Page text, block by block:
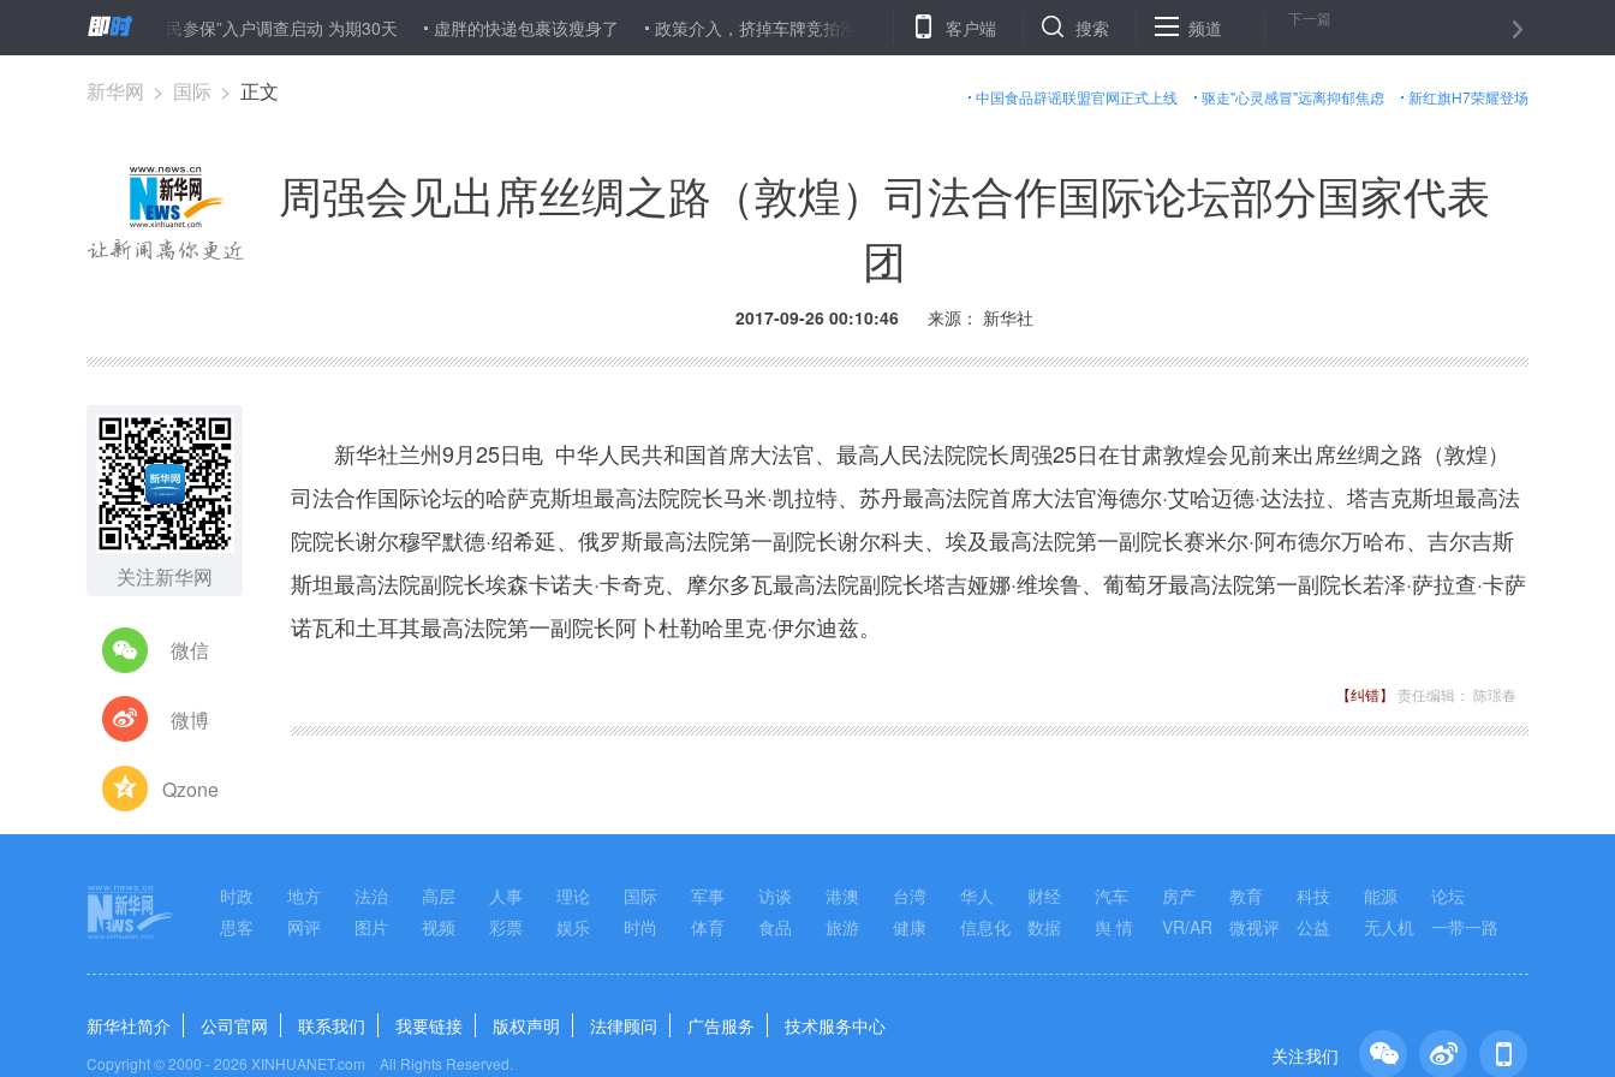
乱象频出 “全民参保”入户调查启动 为期30天 虚胖的快递包裹该瘦身了 政策介入，挤掉车牌竞拍泡沫 打击侵犯隐私买方市场，让民众远离电话骚扰 弘扬企业家精神是对创新者最好褒奖
客户端 搜索 频道 下一篇
中国食品辟谣联盟官网正式上线 驱走"心灵感冒"远离抑郁焦虑 新红旗H7荣耀登场
新华网 > 国际 > 正文
周强会见出席丝绸之路（敦煌）司法合作国际论坛部分国家代表
团
2017-09-26 00:10:46 来源： 新华社
关注新华网
微信
微博
Qzone
新华社兰州9月25日电 中华人民共和国首席大法官、最高人民法院院长周强25日在甘肃敦煌会见前来出席丝绸之路（敦煌）
司法合作国际论坛的哈萨克斯坦最高法院院长马米·凯拉特、苏丹最高法院首席大法官海德尔·艾哈迈德·达法拉、塔吉克斯坦最高法
院院长谢尔穆罕默德·绍希延、俄罗斯最高法院第一副院长谢尔科夫、埃及最高法院第一副院长赛米尔·阿布德尔万哈布、吉尔吉斯
斯坦最高法院副院长埃森卡诺夫·卡奇克、摩尔多瓦最高法院副院长塔吉娅娜·维埃鲁、葡萄牙最高法院第一副院长若泽·萨拉查·卡萨
诺瓦和土耳其最高法院第一副院长阿卜杜勒哈里克·伊尔迪兹。
【纠错】 责任编辑： 陈璟春
时政 地方 法治 高层 人事 理论 国际 军事 访谈 港澳 台湾 华人 财经 汽车 房产 教育 科技 能源
论坛
思客
网评 图片 视频 彩票 娱乐 时尚 体育 食品 旅游 健康 信息化 数据 舆 情 VR/AR 微视评 公益 无人机 一带一路
关注我们
新华社简介 公司官网 联系我们 我要链接 版权声明 法律顾问 广告服务 技术服务中心
Copyright © 2000 -2026 XINHUANET.com All Rights Reserved.